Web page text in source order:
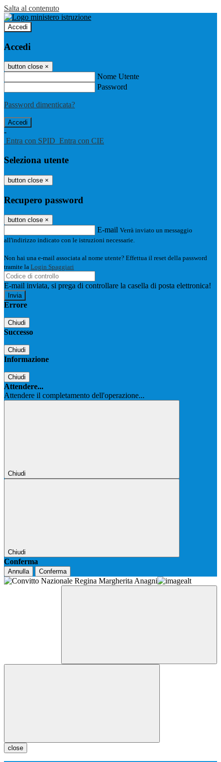
Salta al contenuto
Accedi
Accedi
button close ×
Nome Utente
Password
Password dimenticata?
-
Entra con SPID Entra con CIE
Seleziona utente
button close ×
Recupero password
button close ×
E-mail Verrà inviato un messaggio
all'indirizzo indicato con le istruzioni necessarie.
Non hai una e-mail associata al nome utente? Effettua il reset della password
tramite la Login Spaggiari
E-mail inviata, si prega di controllare la casella di posta elettronica!
Errore
Chiudi
Successo
Chiudi
Informazione
Chiudi
Attendere...
Attendere il completamento dell'operazione...
Chiudi
Chiudi
Conferma
Annulla Conferma
close